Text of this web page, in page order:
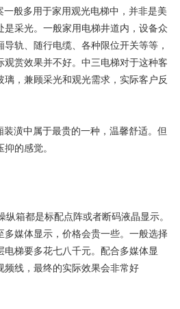
般多用于家用观光电梯中，并非是美
是采光。一般家用电梯井道内，设备众
轨、随行电缆、各种限位开关等等，
观赏效果并不好。中三电梯对于这种客
璃，兼顾采光和观光需求，实际客户反
潢中属于最贵的一种，温馨舒适。但
的感觉。
箱都是标配点阵或者断码液晶显示。
多媒体显示，价格会贵一些。一般选择
电梯要多花七八千元。配合多媒体显
频线，最终的实际效果会非常好